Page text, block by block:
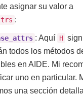
asignar su valor a
:
: Aquí H
todos los métodos
en AIDE. Mi
uno en particular.
una sección